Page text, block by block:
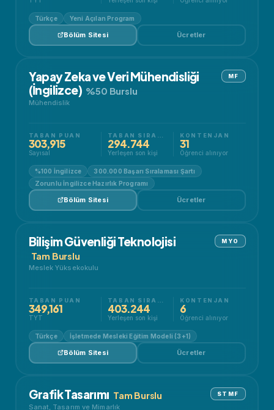
Türkçe Yeni Açılan Program
Bölüm Sitesi Ücretler
Yapay Zeka ve Veri Mühendisliği
(İngilizce) %50 Burslu
Mühendislik
MF
TABAN PUAN
303,915
Sayısal
294.744
Yerleşen son kişi
KONTENJAN
31
Öğrenci alınıyor
%100 İngilizce
300.000 Başarı Sıralaması Şartı
Zorunlu İngilizce Hazırlık Programı
Bölüm Sitesi Ücretler
Bilişim Güvenliği Teknolojisi
Tam Burslu
Meslek Yüksekokulu
MYO
TABAN PUAN
349,161
TYT
403.244
Yerleşen son kişi
KONTENJAN
6
Öğrenci alınıyor
Türkçe İşletmede Mesleki Eğitim Modeli (3+1)
Bölüm Sitesi Ücretler
Grafik Tasarımı Tam Burslu
Sanat, Tasarım ve Mimarlık
STMF